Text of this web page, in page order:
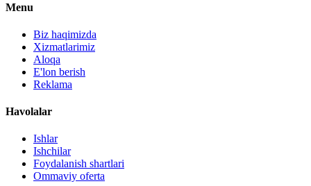
Menu
Biz haqimizda
Xizmatlarimiz
Aloqa
E'lon berish
Reklama
Havolalar
Ishlar
Ishchilar
Foydalanish shartlari
Ommaviy oferta